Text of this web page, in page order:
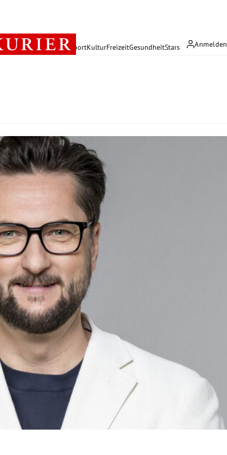
Anmelden
PolitikWirtschaft SportKulturFreizeitGesundheitStars